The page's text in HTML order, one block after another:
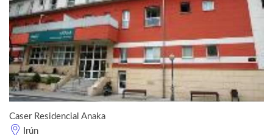
Caser Residencial Anaka
Irún